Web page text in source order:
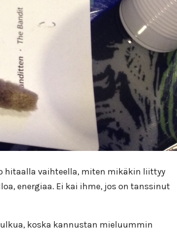
hitaalla vaihteella, miten mikäkin liittyy
energiaa. Ei kai ihme, jos on tanssinut
koska kannustan mieluummin